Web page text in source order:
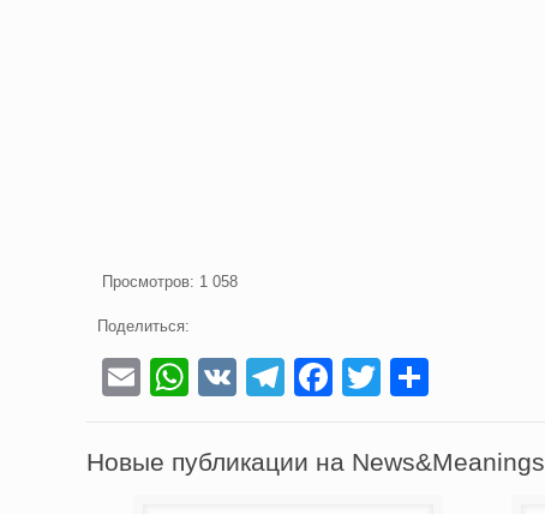
Просмотров: 1 058
Поделиться:
EmailWhatsApp
VK Telegram
Facebook
Twitter
Новые публикации на News&Meanings